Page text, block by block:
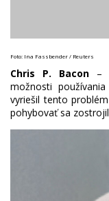
Foto: Ina Fassbender / Reuters
Chris P. Bacon –
možnosti
vyriešil tento
pohybovať sa